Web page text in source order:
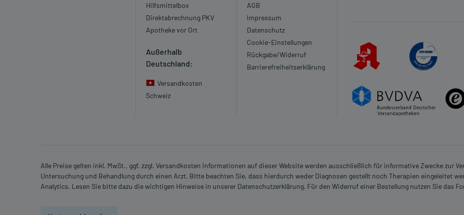
Hilfsmittelbox
Direktabrechnung PKV
Apotheke vor Ort
Außerhalb
Deutschland:
Versandkosten
Schweiz
AGB
Impressum
Datenschutz
Cookie-Einstellungen
Rückgabe/Widerruf
Barrierefreiheitserklärung
Alle Preise gelten inkl. MwSt., ggf. zzgl. Versandkosten Informationen auf dieser Website werden ausschließlich für informative Zwecke zur
Untersuchung und Behandlung durch einen Arzt. Bitte beachten Sie, dass hierdurch weder Diagnosen gestellt noch Therapien eingeleitet
Analytics. Lesen Sie bitte dazu die wichtigen Hinweise in unserer Datenschutzerklärung. Für den Widerruf einer Bestellung nutzen Sie das